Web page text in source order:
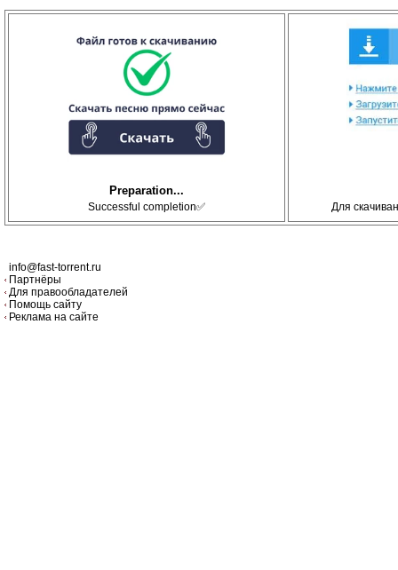
Preparation...
Successful completion✅ Для
info@fast-torrent.ru
Партнёры
Для правообладателей
Помощь сайту
Реклама на сайте